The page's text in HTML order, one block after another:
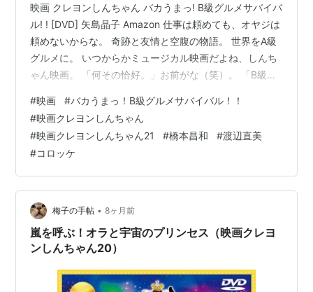
映画 クレヨンしんちゃん バカうまっ! B級グルメサバイバ
ル! ! [DVD] 矢島晶子 Amazon 仕事は頼めても、オヤジは
頼めないからな。 奇跡と友情と空腹の物語。 世界をA級
グルメに。 いつからかミュージカル映画だよね、しんち
ゃん映画。 「何その恰好。」お前がな（笑）。 「B級グ
続く道すがら、人生という名の駅にぶらり旅しない？ こ
どもには不評なキャビア（笑）。 ドレスコード。 トリュ
フ、ブラックダイヤモンド。 お子様ランチ。 料理は芸
術。音楽を奏でるように料理し、絵画を描くように盛り
つけし、バレエを踊るように食べる。 「我グルメ。…
#映画 #バカうまっ！B級グルメサバイバル！！
#映画クレヨンしんちゃん
#映画クレヨンしんちゃん21 #橋本昌和 #渡辺直美
#コロッケ
梅子の手帖 • 8ヶ月前
嵐を呼ぶ！オラと宇宙のプリンセス（映画クレヨ
ンしんちゃん20）